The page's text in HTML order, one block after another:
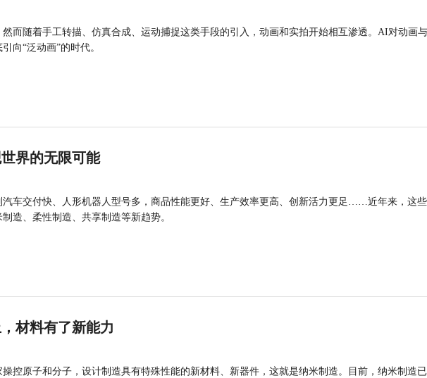
而随着手工转描、仿真合成、运动捕捉这类手段的引入，动画和实拍开始相互渗透。AI对动画
向“泛动画”的时代。
界的无限可能
汽车交付快、人形机器人型号多，商品性能更好、生产效率更高、创新活力更足……近年来，这
造、柔性制造、共享制造等新趋势。
材料有了新能力
控原子和分子，设计制造具有特殊性能的新材料、新器件，这就是纳米制造。目前，纳米制造